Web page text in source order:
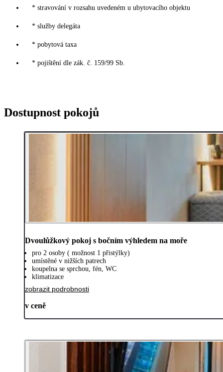
* stravování v rozsahu uvedeném u ubytovacího objektu
* služby delegáta
* pobytová taxa
* pojištění dle zák. č. 159/99 Sb.
Dostupnost pokojů
Dvoulůžkový pokoj s bočním výhledem na moře
pro 2 osoby ( možnost 1 přistýlky)
umístěné v nižších patrech
koupelna se sprchou, fén, WC
klimatizace
zobrazit podrobnosti
v ceně